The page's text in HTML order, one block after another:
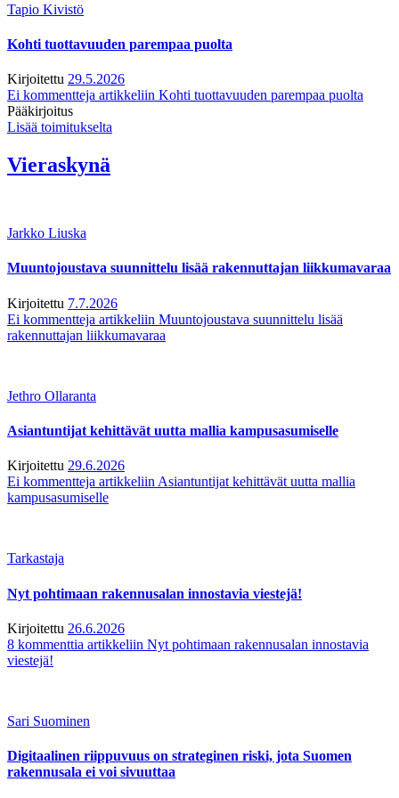
Tapio Kivistö
Kohti tuottavuuden parempaa puolta
Kirjoitettu 29.5.2026
Ei kommentteja artikkeliin Kohti tuottavuuden parempaa puolta
Pääkirjoitus
Lisää toimitukselta
Vieraskynä
Jarkko Liuska
Muuntojoustava suunnittelu lisää rakennuttajan liikkumavaraa
Kirjoitettu 7.7.2026
Ei kommentteja artikkeliin Muuntojoustava suunnittelu lisää
rakennuttajan liikkumavaraa
Jethro Ollaranta
Asiantuntijat kehittävät uutta mallia kampusasumiselle
Kirjoitettu 29.6.2026
Ei kommentteja artikkeliin Asiantuntijat kehittävät uutta mallia
kampusasumiselle
Tarkastaja
Nyt pohtimaan rakennusalan innostavia viestejä!
Kirjoitettu 26.6.2026
8 kommenttia artikkeliin Nyt pohtimaan rakennusalan innostavia
viestejä!
Sari Suominen
Digitaalinen riippuvuus on strateginen riski, jota Suomen
rakennusala ei voi sivuuttaa